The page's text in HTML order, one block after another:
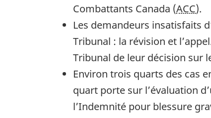
Combattants Canada (ACC).
Les demandeurs insatisfaits
Tribunal : la révision et
Tribunal de leur décision sur
Environ trois quarts des cas
quart porte sur l’évaluation
l’Indemnité pour blessure